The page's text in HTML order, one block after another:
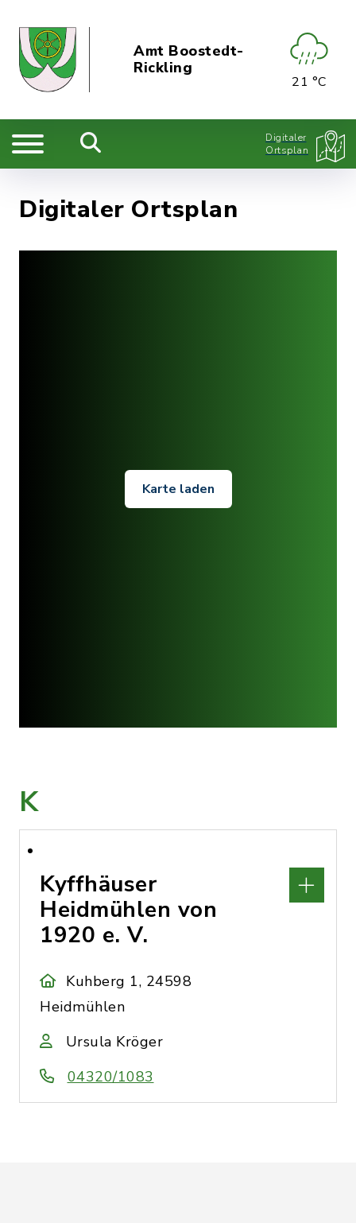
Amt Boostedt-
Rickling
21 °C
Digitaler
Ortsplan
Digitaler Ortsplan
Karte laden
K
Kyffhäuser
Heidmühlen von
1920 e. V.
Kuhberg 1, 24598
Heidmühlen
Ursula Kröger
04320/1083